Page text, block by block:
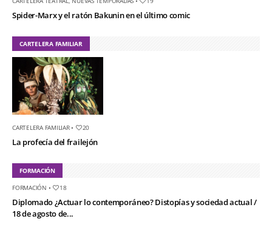
Spider-Marx y el ratón Bakunin en el último comic
CARTELERA FAMILIAR
CARTELERA FAMILIAR• 20
La profecía del frailejón
FORMACIÓN
FORMACIÓN • 18
Diplomado ¿Actuar lo contemporáneo? Distopías y sociedad actual /
18 de agosto de...